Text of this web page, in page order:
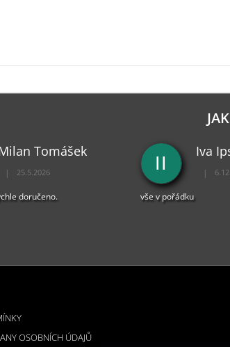
Tomášek
Hodnocení obchodu je 5 z 5 hvězdiček.
| 25.5.2026
doručeno.
II
Iva
|
vše v pořádku
OSOBNÍCH ÚDAJŮ